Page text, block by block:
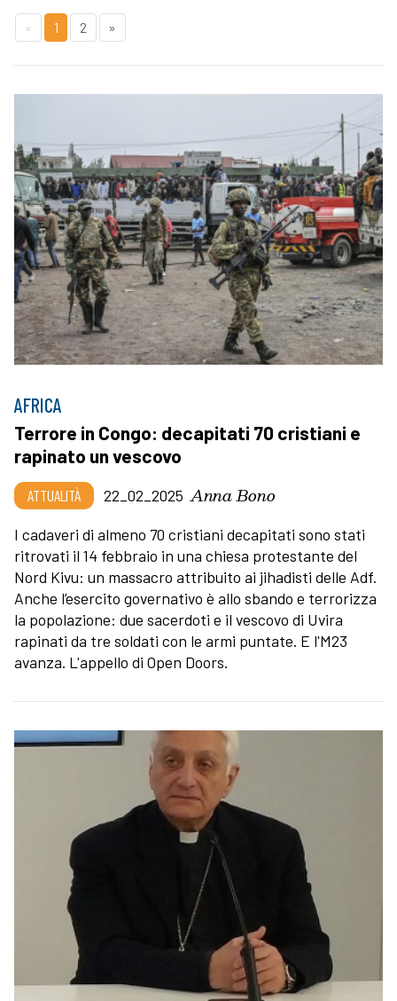
« 1 2 »
AFRICA
Terrore in Congo: decapitati 70 cristiani e
rapinato un vescovo
ATTUALITÀ 22_02_2025 Anna Bono
I cadaveri di almeno 70 cristiani decapitati sono stati
ritrovati il 14 febbraio in una chiesa protestante del
Nord Kivu: un massacro attribuito ai jihadisti delle Adf.
Anche l’esercito governativo è allo sbando e terrorizza
la popolazione: due sacerdoti e il vescovo di Uvira
rapinati da tre soldati con le armi puntate. E l'M23
avanza. L'appello di Open Doors.